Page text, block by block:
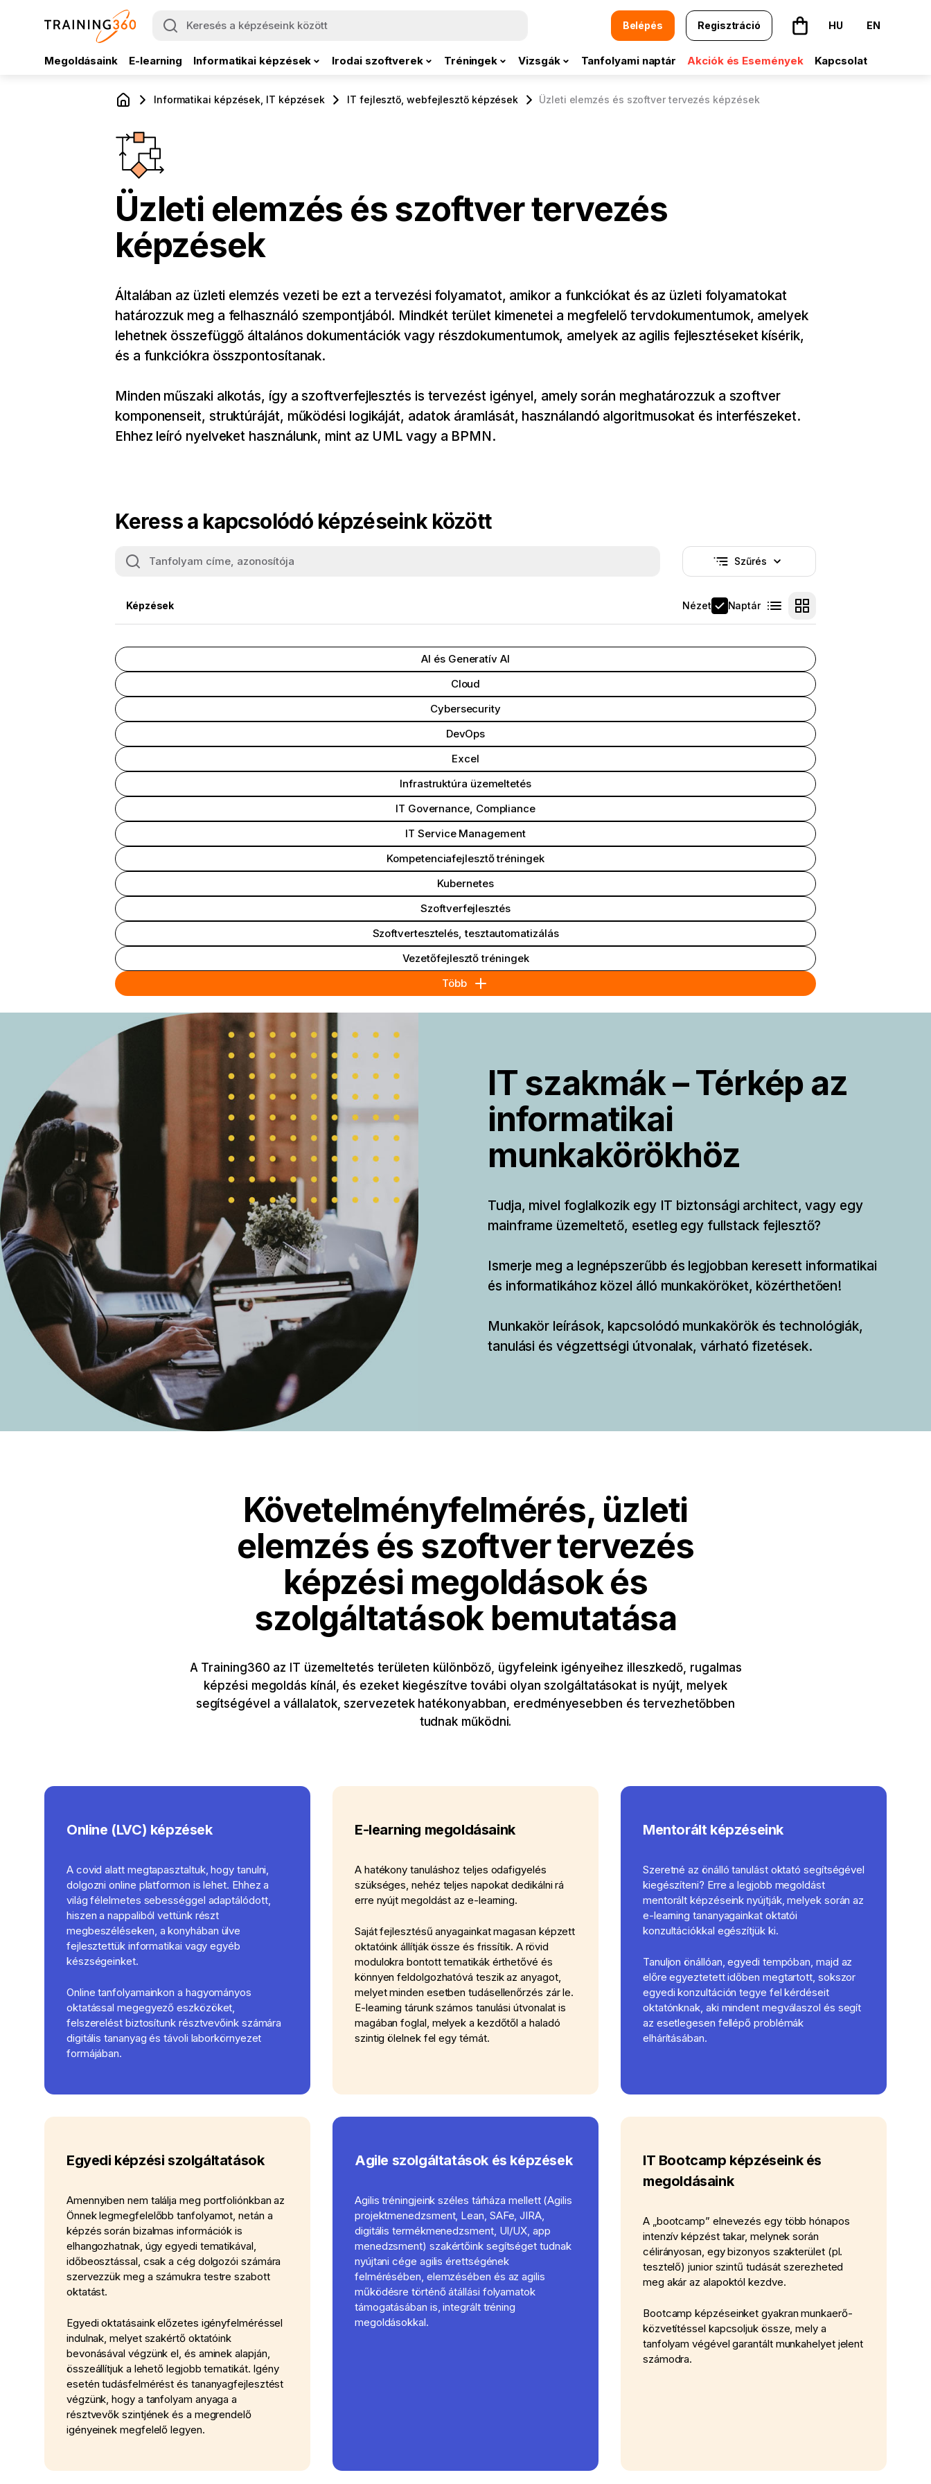
Belépés Regisztráció
A kosár üres
HU EN
Megoldásaink E-learning Informatikai képzések Irodai szoftverek Tréningek Vizsgák Tanfolyami naptár Akciók és Események Kapcsolat
Informatikai képzések, IT képzések IT fejlesztő, webfejlesztő képzések Üzleti elemzés és szoftver tervezés képzések
Üzleti elemzés és szoftver tervezés
képzések
Általában az üzleti elemzés vezeti be ezt a tervezési folyamatot, amikor a funkciókat és az üzleti folyamatokat
határozzuk meg a felhasználó szempontjából. Mindkét terület kimenetei a megfelelő tervdokumentumok, amelyek
lehetnek összefüggő általános dokumentációk vagy részdokumentumok, amelyek az agilis fejlesztéseket kísérik,
és a funkciókra összpontosítanak.
Minden műszaki alkotás, így a szoftverfejlesztés is tervezést igényel, amely során meghatározzuk a szoftver
komponenseit, struktúráját, működési logikáját, adatok áramlását, használandó algoritmusokat és interfészeket.
Ehhez leíró nyelveket használunk, mint az UML vagy a BPMN.
Keress a kapcsolódó képzéseink között
Képzések
Szűrés
Nincs aktív szűrő
Nézet Naptár
Lista nézetKártya nézet
AI és Generatív AI
Cloud
Cybersecurity
DevOps
Excel
Infrastruktúra üzemeltetés
IT Governance, Compliance
IT Service Management
Kompetenciafejlesztő tréningek
Kubernetes
Szoftverfejlesztés
Szoftvertesztelés, tesztautomatizálás
Vezetőfejlesztő tréningek
Több
IT szakmák – Térkép az
informatikai
munkakörökhöz
Tudja, mivel foglalkozik egy IT biztonsági architect, vagy egy
mainframe üzemeltető, esetleg egy fullstack fejlesztő?
Ismerje meg a legnépszerűbb és legjobban keresett informatikai
és informatikához közel álló munkaköröket, közérthetően!
Munkakör leírások, kapcsolódó munkakörök és technológiák,
tanulási és végzettségi útvonalak, várható fizetések.
Követelményfelmérés, üzleti
elemzés és szoftver tervezés
képzési megoldások és
szolgáltatások bemutatása
A Training360 az IT üzemeltetés területen különböző, ügyfeleink igényeihez illeszkedő, rugalmas
képzési megoldás kínál, és ezeket kiegészítve továbi olyan szolgáltatásokat is nyújt, melyek
segítségével a vállalatok, szervezetek hatékonyabban, eredményesebben és tervezhetőbben
tudnak működni.
Online (LVC) képzések
A covid alatt megtapasztaltuk, hogy tanulni,
dolgozni online platformon is lehet. Ehhez a
világ félelmetes sebességgel adaptálódott,
hiszen a nappaliból vettünk részt
megbeszéléseken, a konyhában ülve
fejlesztettük informatikai vagy egyéb
készségeinket.
Online tanfolyamainkon a hagyományos
oktatással megegyező eszközöket,
felszerelést biztosítunk résztvevőink számára
digitális tananyag és távoli laborkörnyezet
formájában.
E-learning megoldásaink
A hatékony tanuláshoz teljes odafigyelés
szükséges, nehéz teljes napokat dedikálni rá
erre nyújt megoldást az e-learning.
Saját fejlesztésű anyagainkat magasan képzett
oktatóink állítják össze és frissítik. A rövid
modulokra bontott tematikák érthetővé és
könnyen feldolgozhatóvá teszik az anyagot,
melyet minden esetben tudásellenőrzés zár le.
E-learning tárunk számos tanulási útvonalat is
magában foglal, melyek a kezdőtől a haladó
szintig ölelnek fel egy témát.
Mentorált képzéseink
Szeretné az önálló tanulást oktató segítségével
kiegészíteni? Erre a legjobb megoldást
mentorált képzéseink nyújtják, melyek során az
e-learning tananyagainkat oktatói
konzultációkkal egészítjük ki.
Tanuljon önállóan, egyedi tempóban, majd az
előre egyeztetett időben megtartott, sokszor
egyedi konzultáción tegye fel kérdéseit
oktatónknak, aki mindent megválaszol és segít
az esetlegesen fellépő problémák
elhárításában.
Egyedi képzési szolgáltatások
Amennyiben nem találja meg portfoliónkban az
Önnek legmegfelelőbb tanfolyamot, netán a
képzés során bizalmas információk is
elhangozhatnak, úgy egyedi tematikával,
időbeosztással, csak a cég dolgozói számára
szervezzük meg a számukra testre szabott
oktatást.
Egyedi oktatásaink előzetes igényfelméréssel
indulnak, melyet szakértő oktatóink
bevonásával végzünk el, és aminek alapján,
összeállítjuk a lehető legjobb tematikát. Igény
esetén tudásfelmérést és tananyagfejlesztést
végzünk, hogy a tanfolyam anyaga a
résztvevők szintjének és a megrendelő
igényeinek megfelelő legyen.
Agile szolgáltatások és képzések
Agilis tréningjeink széles tárháza mellett (Agilis
projektmenedzsment, Lean, SAFe, JIRA,
digitális termékmenedzsment, UI/UX, app
menedzsment) szakértőink segítséget tudnak
nyújtani cége agilis érettségének
felmérésében, elemzésében és az agilis
működésre történő átállási folyamatok
támogatásában is, integrált tréning
megoldásokkal.
IT Bootcamp képzéseink és
megoldásaink
A „bootcamp” elnevezés egy több hónapos
intenzív képzést takar, melynek során
célirányosan, egy bizonyos szakterület (pl.
tesztelő) junior szintű tudását szerezheted
meg akár az alapoktól kezdve.
Bootcamp képzéseinket gyakran munkaerő-
közvetítéssel kapcsoljuk össze, mely a
tanfolyam végével garantált munkahelyet jelent
számodra.